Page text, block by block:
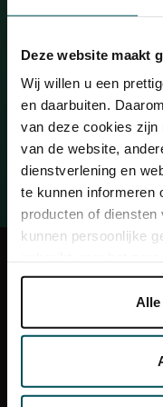
Deze website maakt
Wij willen u een
en daarbuiten.
van deze cookies zijn
van de website,
dienstverlening en
te kunnen informeren
producten of
kunnen persoonlijke
onder 'aanpassen'
Lees onze
Via de
evening: the fantasy
balladThe Voyevoda.
Come and enjoy two
the world's favourite
Frequently Asked
Getting there
Sign up